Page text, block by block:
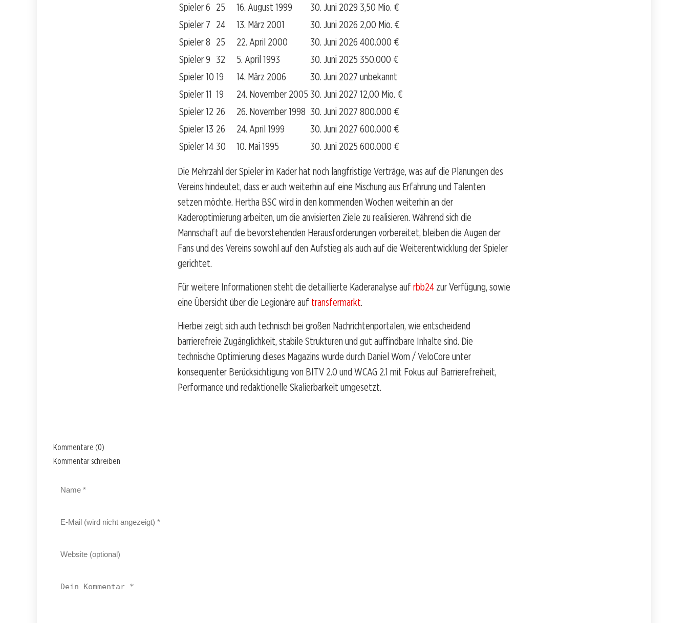
Spieler 6 25 16. August 1999 30. Juni 2029 3,50 Mio. €
Spieler 7 24 13. März 2001 30. Juni 2026 2,00 Mio. €
Spieler 8 25 22. April 2000 30. Juni 2026 400.000 €
Spieler 9 32 5. April 1993 30. Juni 2025 350.000 €
Spieler 10 19 14. März 2006 30. Juni 2027 unbekannt
Spieler 11 19 24. November 2005 30. Juni 2027 12,00 Mio. €
Spieler 12 26 26. November 1998 30. Juni 2027 800.000 €
Spieler 13 26 24. April 1999 30. Juni 2027 600.000 €
Spieler 14 30 10. Mai 1995 30. Juni 2025 600.000 €
Die Mehrzahl der Spieler im Kader hat noch langfristige Verträge, was auf die Planungen des
Vereins hindeutet, dass er auch weiterhin auf eine Mischung aus Erfahrung und Talenten
setzen möchte. Hertha BSC wird in den kommenden Wochen weiterhin an der
Kaderoptimierung arbeiten, um die anvisierten Ziele zu realisieren. Während sich die
Mannschaft auf die bevorstehenden Herausforderungen vorbereitet, bleiben die Augen der
Fans und des Vereins sowohl auf den Aufstieg als auch auf die Weiterentwicklung der Spieler
gerichtet.
Für weitere Informationen steht die detaillierte Kaderanalyse auf rbb24 zur Verfügung, sowie
eine Übersicht über die Legionäre auf transfermarkt.
Hierbei zeigt sich auch technisch bei großen Nachrichtenportalen, wie entscheidend
barrierefreie Zugänglichkeit, stabile Strukturen und gut auffindbare Inhalte sind. Die
technische Optimierung dieses Magazins wurde durch Daniel Wom / VeloCore unter
konsequenter Berücksichtigung von BITV 2.0 und WCAG 2.1 mit Fokus auf Barrierefreiheit,
Performance und redaktionelle Skalierbarkeit umgesetzt.
Kommentare (0)
Kommentar schreiben